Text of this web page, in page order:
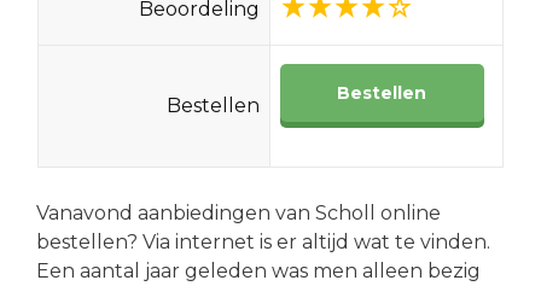
Beoordeling
Bestellen
Bestellen
Vanavond aanbiedingen van Scholl online
bestellen? Via internet is er altijd wat te vinden.
Een aantal jaar geleden was men alleen bezig